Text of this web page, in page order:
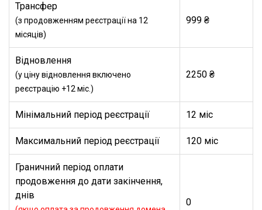
Трансфер
(з продовженням реєстрації на 12
місяців)
999 ₴
Відновлення
(у ціну відновлення включено
реєстрацію +12 міс.)
2250 ₴
Мінімальний період реєстрації 12 міс
Максимальний період реєстрації 120 міс
Граничний період оплати
продовження до дати закінчення,
днів
0